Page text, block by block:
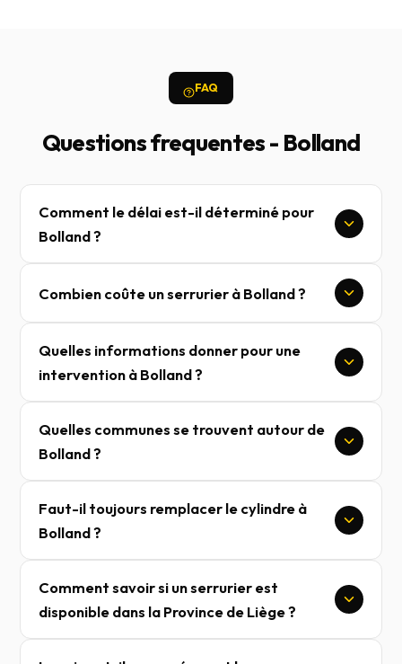
FAQ
Questions frequentes - Bolland
Comment le délai est-il déterminé pour
Bolland ?
Combien coûte un serrurier à Bolland ?
Quelles informations donner pour une
intervention à Bolland ?
Quelles communes se trouvent autour de
Bolland ?
Faut-il toujours remplacer le cylindre à
Bolland ?
Comment savoir si un serrurier est
disponible dans la Province de Liège ?